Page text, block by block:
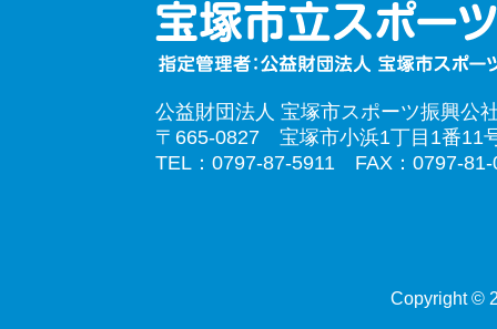
公益財団法人 宝塚市スポーツ振興公
〒665-0827 宝塚市小浜1丁目1番11
TEL：0797-87-5911 FAX：0797-81-
Copyright ©